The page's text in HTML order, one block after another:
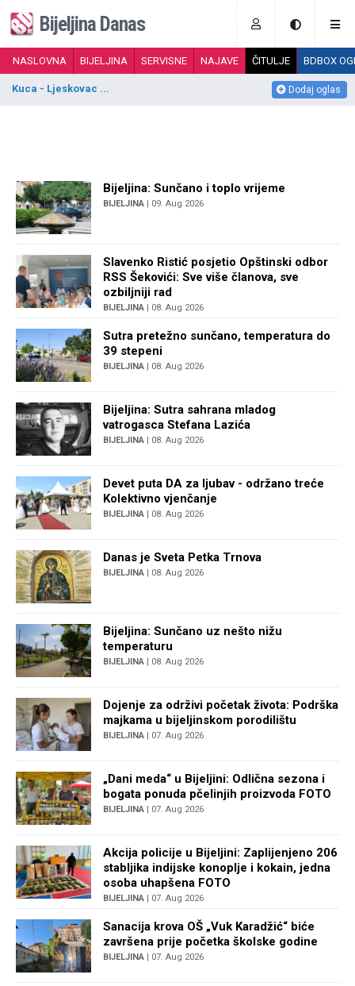
Bijeljina Danas
NASLOVNA BIJELJINA SERVISNE NAJAVE ČITULJE BDBOX
Dodaj oglas
Kuca - Ljeskovac ...
Bijeljina: Sunčano i toplo vrijeme
BIJELJINA | 09. Aug 2026
Slavenko Ristić posjetio Opštinski odbor
RSS Šekovići: Sve više članova, sve
ozbiljniji rad
BIJELJINA | 08. Aug 2026
Sutra pretežno sunčano, temperatura do
39 stepeni
BIJELJINA | 08. Aug 2026
Bijeljina: Sutra sahrana mladog
vatrogasca Stefana Lazića
BIJELJINA | 08. Aug 2026
Devet puta DA za ljubav - održano treće
Kolektivno vjenčanje
BIJELJINA | 08. Aug 2026
Danas je Sveta Petka Trnova
BIJELJINA | 08. Aug 2026
Bijeljina: Sunčano uz nešto nižu
temperaturu
BIJELJINA | 08. Aug 2026
Dojenje za održivi početak života: Podrška
majkama u bijeljinskom porodilištu
BIJELJINA | 07. Aug 2026
„Dani meda“ u Bijeljini: Odlična sezona i
bogata ponuda pčelinjih proizvoda FOTO
BIJELJINA | 07. Aug 2026
Akcija policije u Bijeljini: Zaplijenjeno 206
stabljika indijske konoplje i kokain, jedna
osoba uhapšena FOTO
BIJELJINA | 07. Aug 2026
Sanacija krova OŠ „Vuk Karadžić“ biće
završena prije početka školske godine
BIJELJINA | 07. Aug 2026